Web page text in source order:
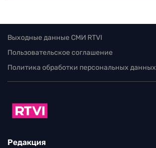
Выходные данные СМИ RTVI
Пользовательское соглашение
Политика обработки персональных данных
Редакция